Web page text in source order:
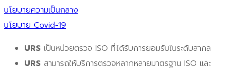
นโยบายความเป็นกลาง
นโยบาย Covid-19
URS เป็นหน่วยตรวจ ISO ที่ได้รับการยอมรับในระดับสากล
URS สามารถให้บริการตรวจหลากหลายมาตรฐาน ISO และ